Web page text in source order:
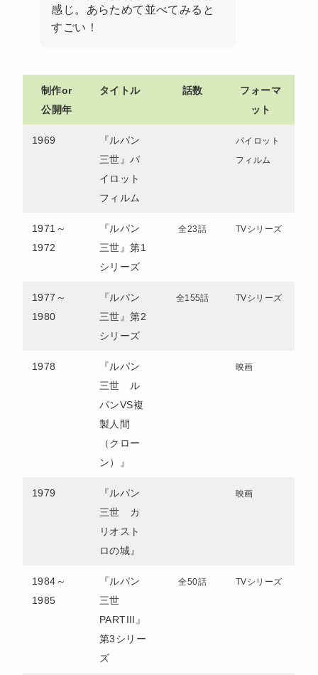
感じ。あらためて並べてみると
すごい！
制作or
公開年
タイトル 話数 フ ォーマ
ット
1969
『ルパン
三世』パ
イロット
フィルム
パイロット
フィルム
1971～
1972
『ルパン
三世』第1
シリーズ
全23話 TVシリーズ
1977～
1980
『ルパン
三世』第2
シリーズ
全155話 TVシリーズ
1978
『ルパン
三世 ル
パンVS複
製人間
（クロー
ン）』
映画
1979
『ルパン
三世 カ
リオスト
ロの城』
映画
1984～
1985
『ルパン
三世
PARTIII』
第3シリー
ズ
全50話 TVシリーズ